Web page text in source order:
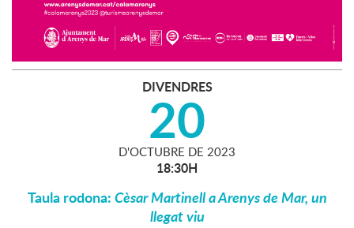
DIVENDRES
20
D'OCTUBRE DE 2023
18:30H
Taula rodona:Cèsar Martinell a Arenys de Mar, un
llegat viu